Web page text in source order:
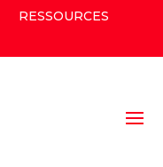
RESSOURCES